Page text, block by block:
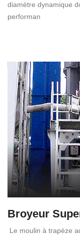
diamètre dynamique
performan
Broyeur
Le moulin à trapèze